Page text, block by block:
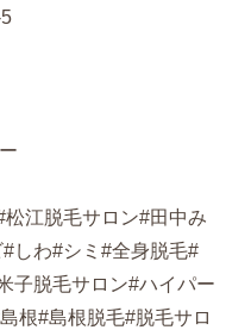
松江脱毛サロン#田中み
#しわ#シミ #全身脱毛#
子脱毛サロン#ハイパー
島根#島根脱毛#脱毛サロ